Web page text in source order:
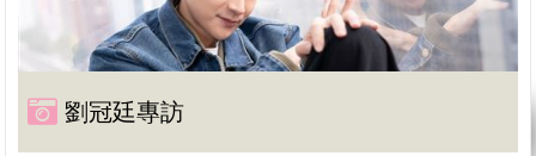
劉冠廷專訪